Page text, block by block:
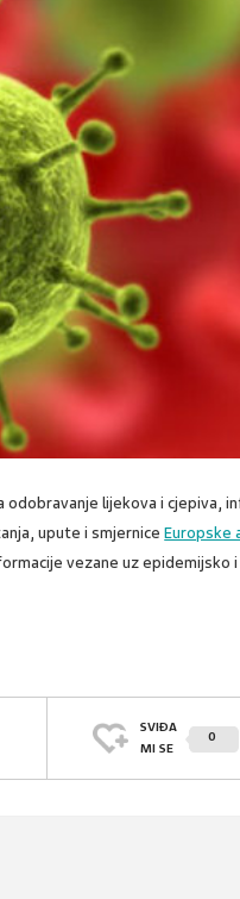
lijekova i cjepiva,
upute i smjerniceEuropske
vezane uz epidemijsko
SVIĐA
MI SE
0